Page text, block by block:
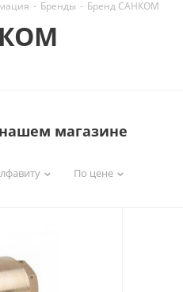
- Бренды - Бренд САНКОМ
магазине
По цене